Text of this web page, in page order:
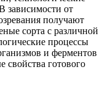
зависимости от
получают
сорта с различной
процессы
и ферментов
готового